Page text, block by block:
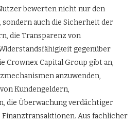
bewerten nicht nur den
auch die Sicherheit der
die Transparenz von
gegenüber
Crownex Capital Group gibt an,
anzuwenden,
Kundengeldern,
die Überwachung verdächtiger
Aus fachlicher